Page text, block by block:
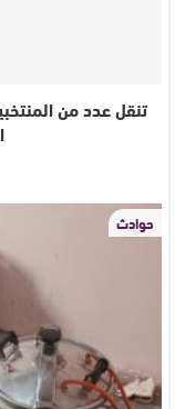
تنقل عدد من
حوادث